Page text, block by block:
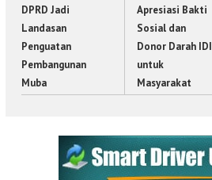
DPRD Jadi
Landasan
Penguatan
Pembangunan
Muba
Apresiasi Bakti
Sosial dan
Donor Darah IDI
untuk
Masyarakat